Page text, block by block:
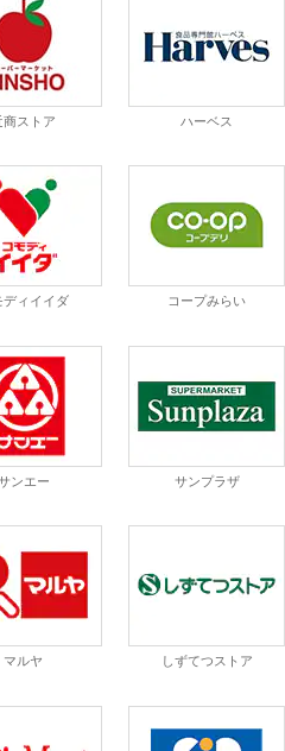
商ストア ハーベス
ディイイダ コープみらい
ンエー サンプラザ
マルヤ しずてつストア